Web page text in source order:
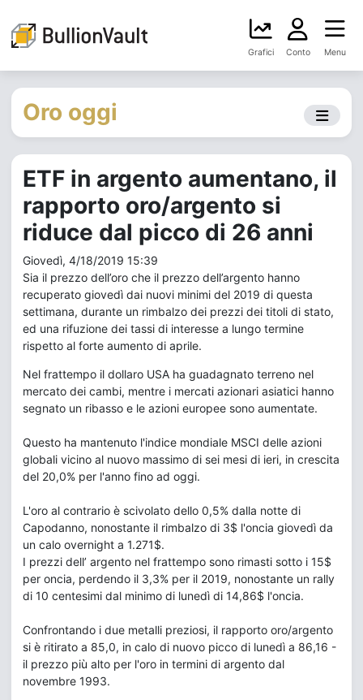
Grafici Conto Menu
Oro oggi
ETF in argento aumentano, il
rapporto oro/argento si
riduce dal picco di 26 anni
Giovedì, 4/18/2019 15:39
Sia il prezzo dell’oro che il prezzo dell’argento hanno
recuperato giovedì dai nuovi minimi del 2019 di questa
settimana, durante un rimbalzo dei prezzi dei titoli di stato,
ed una rifuzione dei tassi di interesse a lungo termine
rispetto al forte aumento di aprile.
Nel frattempo il dollaro USA ha guadagnato terreno nel
mercato dei cambi, mentre i mercati azionari asiatici hanno
segnato un ribasso e le azioni europee sono aumentate.
Questo ha mantenuto l'indice mondiale MSCI delle azioni
globali vicino al nuovo massimo di sei mesi di ieri, in crescita
del 20,0% per l'anno fino ad oggi.
L'oro al contrario è scivolato dello 0,5% dalla notte di
Capodanno, nonostante il rimbalzo di 3$ l'oncia giovedì da
un calo overnight a 1.271$.
I prezzi dell’ argento nel frattempo sono rimasti sotto i 15$
per oncia, perdendo il 3,3% per il 2019, nonostante un rally
di 10 centesimi dal minimo di lunedì di 14,86$ l'oncia.
Confrontando i due metalli preziosi, il rapporto oro/argento
si è ritirato a 85,0, in calo di nuovo picco di lunedì a 86,16 -
il prezzo più alto per l'oro in termini di argento dal
novembre 1993.